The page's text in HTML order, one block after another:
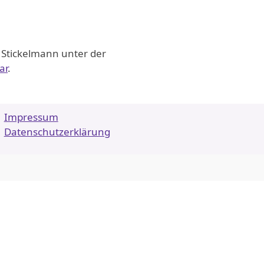
unter der
.
Impressum
Datenschutzerklärung